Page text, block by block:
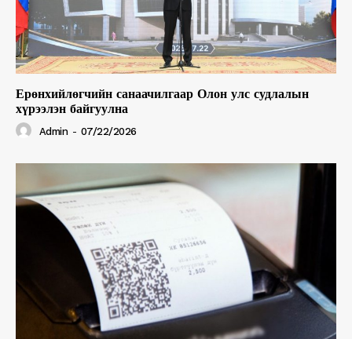
Ерөнхийлөгчийн санаачилгаар Олон улс судлалын
хүрээлэн байгуулна
Admin - 07/22/2026